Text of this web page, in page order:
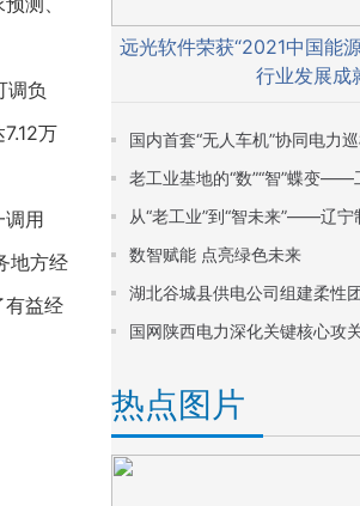
调负
万
用
地方经
有益经
远光软件荣获“2021中国能
行业发展成
从“老工业”到“智未来”——辽宁
数智赋能 点亮绿色未来
国网陕西电力深化关键核心攻
热点图片